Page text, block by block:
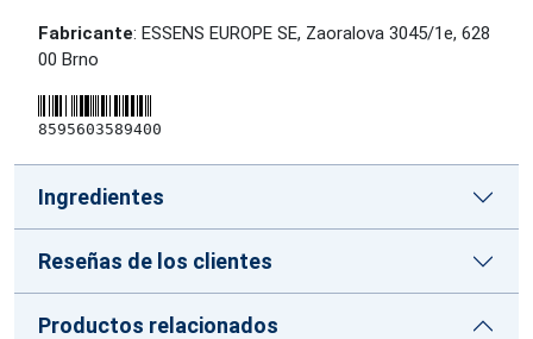
Fabricante: ESSENS EUROPE SE, Zaoralova 3045/1e, 628
00 Brno
8595603589400
Ingredientes
Reseñas de los clientes
Productos relacionados